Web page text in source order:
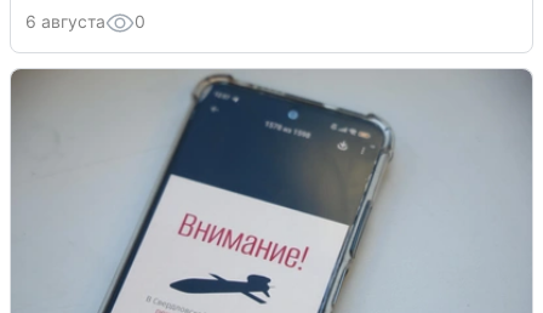
6 августа 0